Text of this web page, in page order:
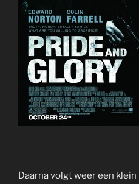
Daarna volgt weer een